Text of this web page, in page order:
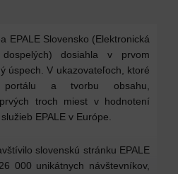
EPALE Slovensko (Elektronická
dospelých) dosiahla v prvom
úspech. V ukazovateľoch, ktoré
portálu a tvorbu obsahu,
troch miest v hodnotení
EPALE v Európe.
slovenskú stránku EPALE
000 unikátnych návštevníkov,